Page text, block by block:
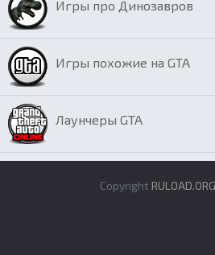
Игры про Динозавров
Игры похожие на GTA
Лаунчеры GTA
Copyright RULOAD.ORG